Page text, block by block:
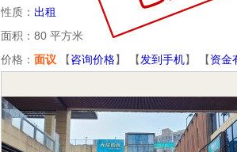
性质： 出租
面积：80 平方米
价格： 面议 【咨询价格】 【发到手机】 【资金